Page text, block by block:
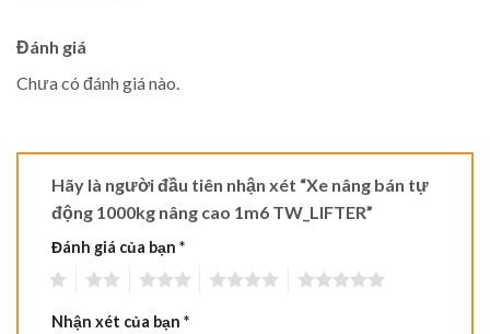
Đánh giá
Chưa có đánh giá nào.
Hãy là người đầu tiên nhận xét “Xe nâng bán tự
động 1000kg nâng cao 1m6 TW_LIFTER”
Đánh giá của bạn *
Nhận xét của bạn *